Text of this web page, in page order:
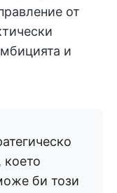
от
и
което
би този